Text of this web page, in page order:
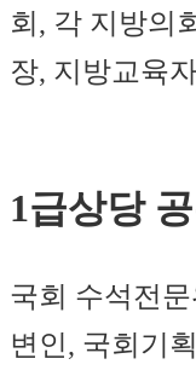
회, 각 지방의
장, 지방교육
1급상당
국회 수석전
변인, 국회기